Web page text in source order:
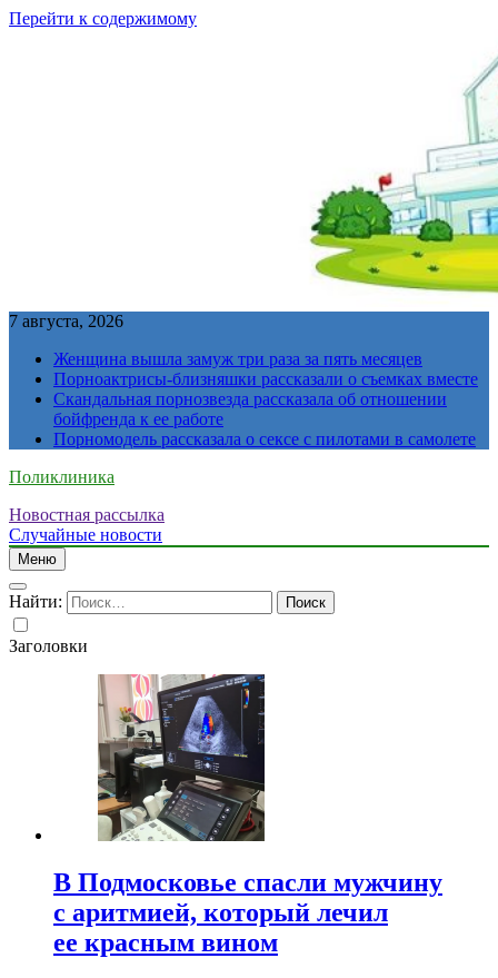
Перейти к содержимому
7 августа, 2026
Женщина вышла замуж три раза за пять месяцев
Порноактрисы-близняшки рассказали о съемках вместе
Скандальная порнозвезда рассказала об отношении
бойфренда к ее работе
Порномодель рассказала о сексе с пилотами в самолете
Поликлиника
Новостная рассылка
Случайные новости
Меню
Найти:
Заголовки
В Подмосковье спасли мужчину
с аритмией, который лечил
ее красным вином